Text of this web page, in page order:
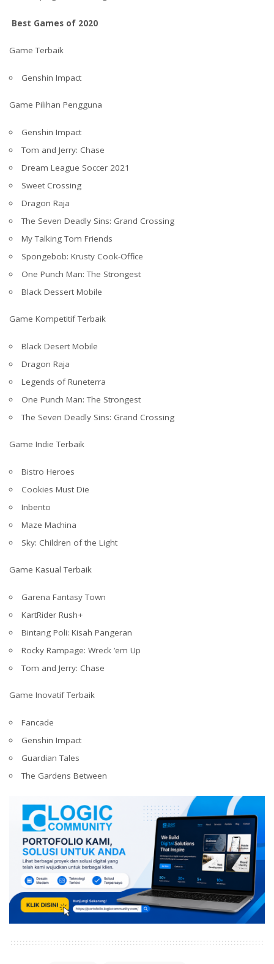
Best Games of 2020
Game Terbaik
Genshin Impact
Game Pilihan Pengguna
Genshin Impact
Tom and Jerry: Chase
Dream League Soccer 2021
Sweet Crossing
Dragon Raja
The Seven Deadly Sins: Grand Crossing
My Talking Tom Friends
Spongebob: Krusty Cook-Office
One Punch Man: The Strongest
Black Dessert Mobile
Game Kompetitif Terbaik
Black Desert Mobile
Dragon Raja
Legends of Runeterra
One Punch Man: The Strongest
The Seven Deadly Sins: Grand Crossing
Game Indie Terbaik
Bistro Heroes
Cookies Must Die
Inbento
Maze Machina
Sky: Children of the Light
Game Kasual Terbaik
Garena Fantasy Town
KartRider Rush+
Bintang Poli: Kisah Pangeran
Rocky Rampage: Wreck ’em Up
Tom and Jerry: Chase
Game Inovatif Terbaik
Fancade
Genshin Impact
Guardian Tales
The Gardens Between